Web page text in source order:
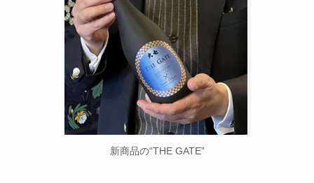
新商品の“THE GATE”